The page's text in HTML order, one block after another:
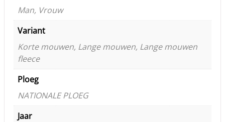
Man, Vrouw
Variant
Korte mouwen, Lange mouwen, Lange mouwen
fleece
Ploeg
NATIONALE PLOEG
Jaar